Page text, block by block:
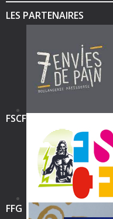
LES PARTENAIRES
FSCF
FFG